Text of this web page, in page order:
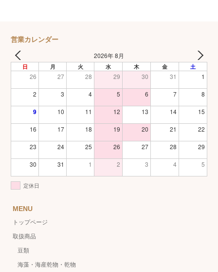
営業カレンダー
2026年 8月
日 月 火 水 木 金 土
26 27 28 29 30 31 1
2 3 4 5 6 7 8
9 10 11 12 13 14 15
16 17 18 19 20 21 22
23 24 25 26 27 28 29
30 31 1 2 3 4 5
定休日
MENU
トップページ
取扱商品
豆類
海藻・海産乾物・乾物